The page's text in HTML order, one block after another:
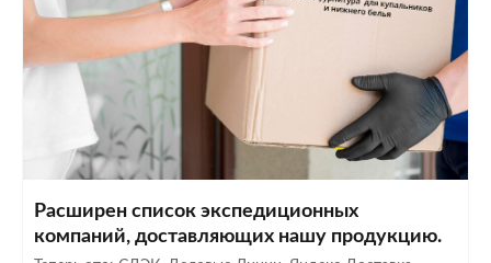
Расширен список экспедиционных
компаний, доставляющих нашу продукцию.